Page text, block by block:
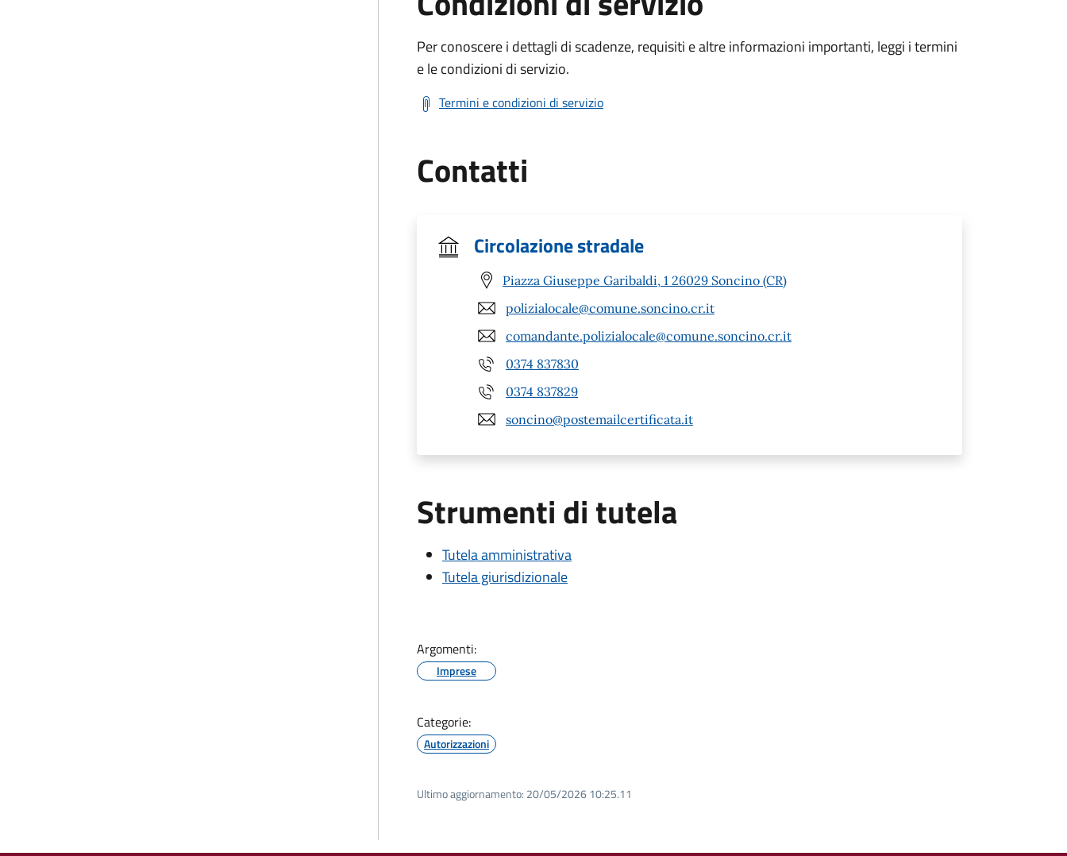
Per conoscere i dettagli di scadenze, requisiti e altre informazioni importanti, leggi i termini
e le condizioni di servizio.
Termini e condizioni di servizio
Contatti
Circolazione stradale
Piazza Giuseppe Garibaldi, 1 26029 Soncino (CR)
polizialocale@comune.soncino.cr.it
comandante.polizialocale@comune.soncino.cr.it
0374 837830
0374 837829
soncino@postemailcertificata.it
Strumenti di tutela
Tutela amministrativa
Tutela giurisdizionale
Argomenti:
Imprese
Categorie:
Autorizzazioni
Ultimo aggiornamento: 20/05/2026 10:25.11